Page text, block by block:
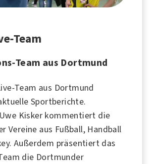
Team
Team aus Dortmund
Team aus Dortmund
Sportberichte.
Uwe Kisker kommentiert die
Vereine aus Fußball, Handball
. Außerdem präsentiert das
die Dortmunder